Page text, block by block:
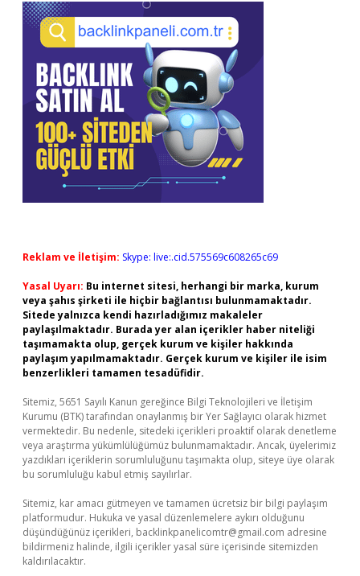
Reklam ve İletişim: Skype: live:.cid.575569c608265c69
Yasal Uyarı: Bu internet sitesi, herhangi bir marka, kurum
veya şahıs şirketi ile hiçbir bağlantısı bulunmamaktadır.
Sitede yalnızca kendi hazırladığımız makaleler
paylaşılmaktadır. Burada yer alan içerikler haber niteliği
taşımamakta olup, gerçek kurum ve kişiler hakkında
paylaşım yapılmamaktadır. Gerçek kurum ve kişiler ile isim
benzerlikleri tamamen tesadüfidir.
Sitemiz, 5651 Sayılı Kanun gereğince Bilgi Teknolojileri ve İletişim
Kurumu (BTK) tarafından onaylanmış bir Yer Sağlayıcı olarak hizmet
vermektedir. Bu nedenle, sitedeki içerikleri proaktif olarak denetleme
veya araştırma yükümlülüğümüz bulunmamaktadır. Ancak, üyelerimiz
yazdıkları içeriklerin sorumluluğunu taşımakta olup, siteye üye olarak
bu sorumluluğu kabul etmiş sayılırlar.
Sitemiz, kar amacı gütmeyen ve tamamen ücretsiz bir bilgi paylaşım
platformudur. Hukuka ve yasal düzenlemelere aykırı olduğunu
düşündüğünüz içerikleri, backlinkpanelicomtr@gmail.com adresine
bildirmeniz halinde, ilgili içerikler yasal süre içerisinde sitemizden
kaldırılacaktır.